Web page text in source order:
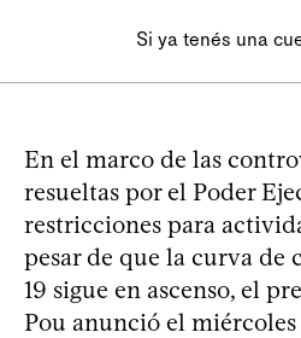
Si ya tenés una
En el marco de las
resueltas por el Poder
restricciones para
pesar de que la curva de
19 sigue en ascenso, el
Pou anunció el